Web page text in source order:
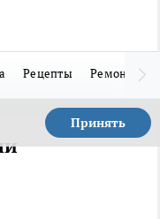
Рецепты Ремонт
Принять